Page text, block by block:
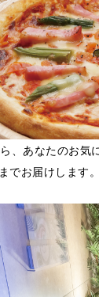
、あなたのお気
でお届けします。